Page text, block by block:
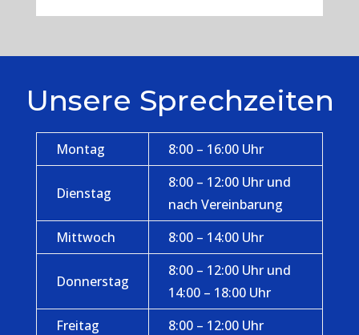
Unsere Sprechzeiten
Montag 8:00 – 16:00 Uhr
Dienstag
8:00 – 12:00 Uhr und
nach Vereinbarung
Mittwoch
8:00 – 14:00 Uhr
Donnerstag
8:00 – 12:00 Uhr und
14:00 – 18:00 Uhr
Freitag
8:00 – 12:00 Uhr